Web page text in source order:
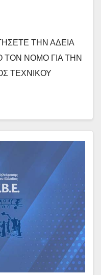
ΤΗΝ ΑΔΕΙΑ
ΤΟΝ ΝΟΜΟ ΓΙΑ ΤΗΝ
ΤΕΧΝΙΚΟΥ